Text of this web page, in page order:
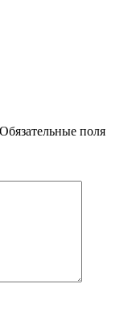
Обязательные поля